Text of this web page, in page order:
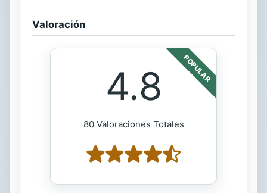
Valoración
POPULAR
4.8
80 Valoraciones Totales